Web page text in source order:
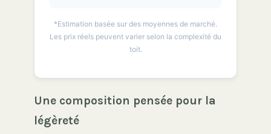
*Estimation basée sur des moyennes de marché.
Les prix réels peuvent varier selon la complexité du
toit.
Une composition pensée pour la
légèreté